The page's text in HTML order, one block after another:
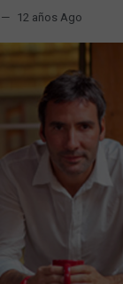
12 años Ago